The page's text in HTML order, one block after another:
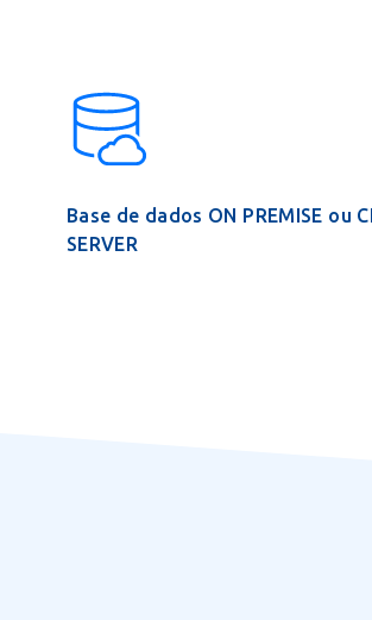
Base de dados ON PREMISE ou
SERVER